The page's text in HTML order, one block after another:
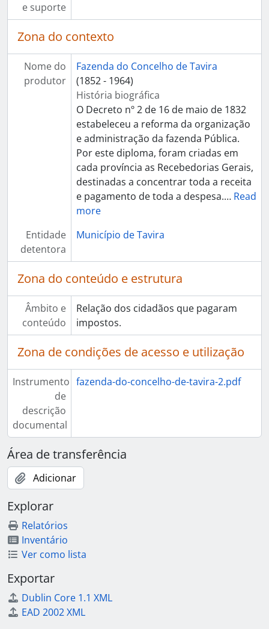
e suporte
Zona do contexto
Nome do
produtor
Fazenda do Concelho de Tavira
(1852 - 1964)
História biográfica
O Decreto nº 2 de 16 de maio de 1832
estabeleceu a reforma da organização
e administração da fazenda Pública.
Por este diploma, foram criadas em
cada província as Recebedorias Gerais,
destinadas a concentrar toda a receita
e pagamento de toda a despesa.… Read
more
Entidade
detentora
Município de Tavira
Zona do conteúdo e estrutura
Âmbito e
conteúdo
Relação dos cidadãos que pagaram
impostos.
Zona de condições de acesso e utilização
Instrumento
de
descrição
documental
fazenda-do-concelho-de-tavira-2.pdf
Área de transferência
Adicionar
Explorar
Relatórios
Inventário
Ver como lista
Exportar
Dublin Core 1.1 XML
EAD 2002 XML